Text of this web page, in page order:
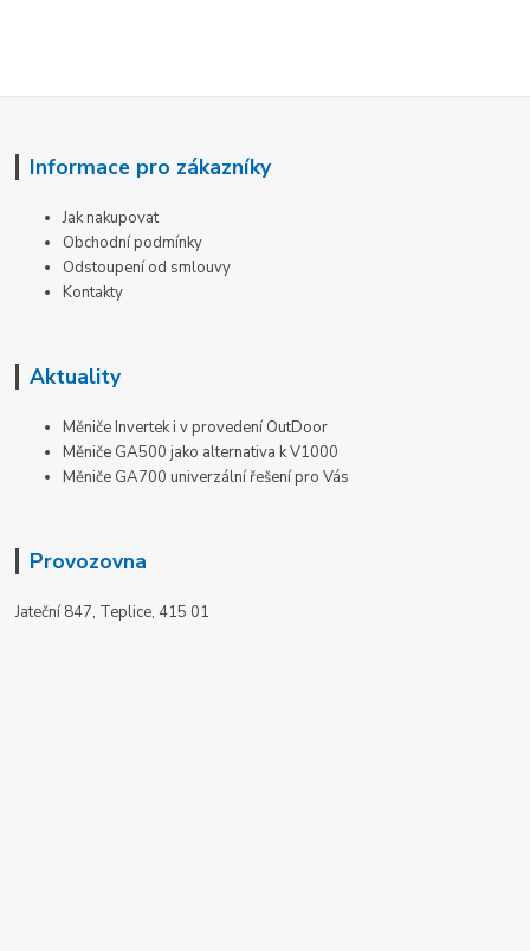
Informace pro zákazníky
Jak nakupovat
Obchodní podmínky
Odstoupení od smlouvy
Kontakty
Aktuality
Měniče Invertek i v provedení OutDoor
Měniče GA500 jako alternativa k V1000
Měniče GA700 univerzální řešení pro Vás
Provozovna
Jateční 847, Teplice, 415 01